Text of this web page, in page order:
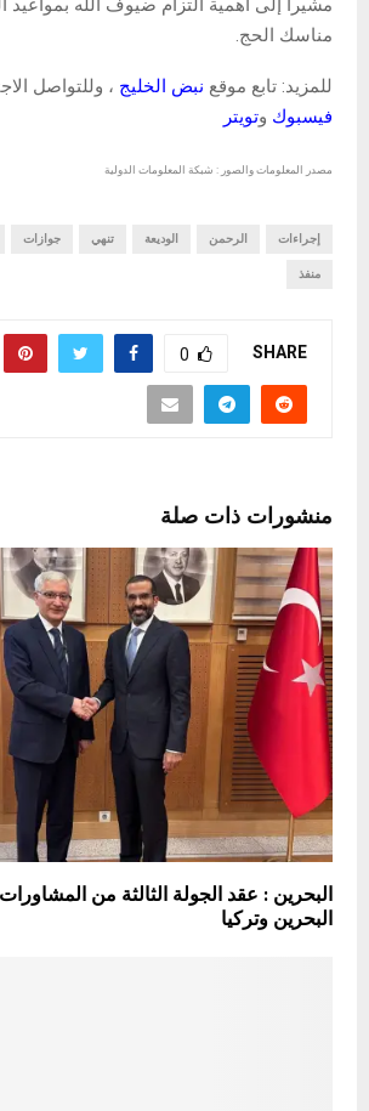
مشيراً إلى أهمية التزام ضيوف الله بمواعيد
مناسك الحج.
للمزيد: تابع موقع نبض الخليج ، وللتواصل
فيسبوك وتويتر
مصدر المعلومات والصور : شبكة المعلومات الدولية
إجراءات الرحمن الوديعة تنهي جوازات
منفذ
SHARE
0
منشورات ذات صلة
البحرين : عقد الجولة الثالثة من
البحرين وتركيا